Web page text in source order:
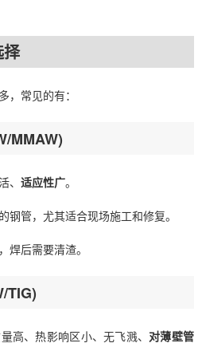
常见的有：
MMAW)
、 适应性广。
钢管，尤其适合现场施工和修复。
焊后需要清渣。
TIG)
高、热影响区小、无飞溅、 对薄壁管